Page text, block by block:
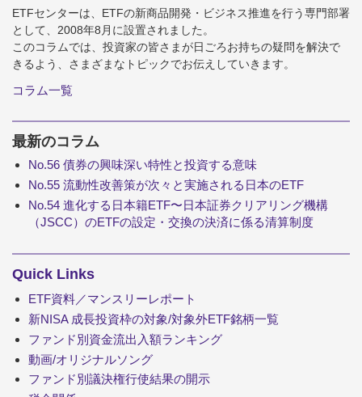
ETFセンターは、ETFの新商品開発・ビジネス推進を行う専門部署
として、2008年8月に設置されました。
このコラムでは、投資家の皆さまが日ごろお持ちの疑問を解決で
きるよう、さまざまなトピックでお伝えしていきます。
コラム一覧
最新のコラム
No.56 債券の興味深い特性と投資する意味
No.55 流動性改善策が次々と実施される日本のETF
No.54 進化する日本籍ETF〜日本証券クリアリング機構
（JSCC）のETFの設定・交換の決済に係る清算制度
Quick Links
ETF資料／マンスリーレポート
新NISA 成長投資枠の対象/対象外ETF銘柄一覧
ファンド別資金流出入額ランキング
動画/オリジナルソング
ファンド別議決権行使結果の開示